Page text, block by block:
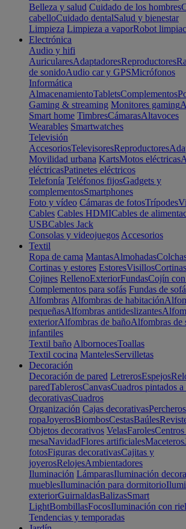
Belleza y salud Cuidado de los hombres
cabelloCuidado dentalSalud y bienestar
Limpieza Limpieza a vaporRobot
Electrónica
Audio y hifi
AuricularesAdaptadoresReproductores
de sonidoAudio car y GPSMicrófonos
Informática
AlmacenamientoTabletsComplementos
Gaming & streaming Monitores gaming
Smart home TimbresCámarasAltavoces
Wearables Smartwatches
Televisión
AccesoriosTelevisoresReproductores
Movilidad urbana KartsMotos eléctricas
eléctricasPatinetes eléctricos
Telefonía Teléfonos fijosGadgets y
complementosSmartphones
Foto y vídeo Cámaras de fotosTrípodes
Cables Cables HDMICables de
USBCables Jack
Consolas y videojuegos Accesorios
Textil
Ropa de cama MantasAlmohadas
Cortinas y estores EstoresVisillosCortinas
Cojines RellenoExteriorFundasCojín
Complementos para sofás Fundas de
Alfombras Alfombras de habitación
pequeñasAlfombras antideslizantes
exteriorAlfombras de bañoAlfombras de
infantiles
Textil baño AlbornocesToallas
Textil cocina MantelesServilletas
Decoración
Decoración de pared LetrerosEspejos
paredTablerosCanvasCuadros pintados a
decorativasCuadros
Organización Cajas decorativasPercheros
ropaJoyerosBiombosCestasBaúles
Objetos decorativos VelasFarolesCentros
mesaNavidadFlores artificialesMaceteros
fotosFiguras decorativasCajitas y
joyerosRelojesAmbientadores
Iluminación LámparasIluminación
mueblesIluminación para dormitorio
exteriorGuirnaldasBalizasSmart
LightBombillasFocosIluminación con
Tendencias y temporadas